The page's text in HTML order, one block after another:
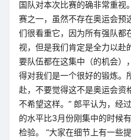
国队对本次比赛的确非常重视
赛之一，虽然不存在奥运会预
们很看重它，因为所有强队都
视，但是我们肯定是全力以赴
要队伍都在这集中（的机会）
得对我们是一个很好的锻炼。
赴，不要觉得这不是奥运会资
不希望这样。” 郎平认为，经
的水平比3月份刚集中的时候
检验。 “大家在细节上有一些